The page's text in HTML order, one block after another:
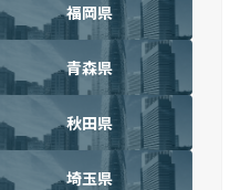
福岡県
青森県
秋田県
埼玉県